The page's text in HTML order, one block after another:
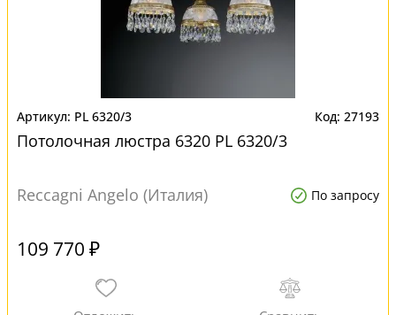
PL 6320/3 27193
Потолочная люстра 6320 PL 6320/3
Reccagni Angelo (Италия) По запросу
109 770 ₽